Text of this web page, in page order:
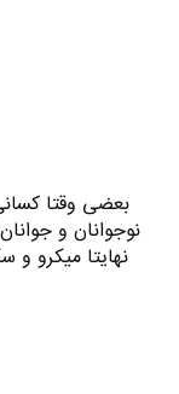
نوجوانان و
نهایتا میکرو و